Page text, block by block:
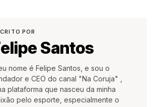
POR
Santos
nome é Felipe Santos, e sou o
e CEO do canal "Na Coruja" ,
plataforma que nasceu da minha
pelo esporte, especialmente o